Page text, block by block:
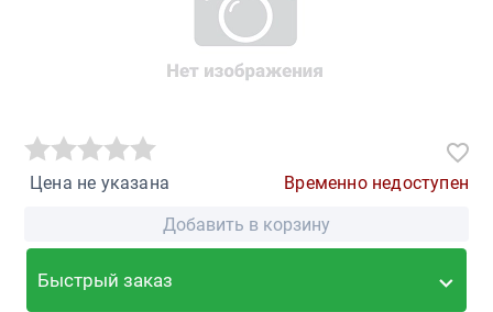
Цена не указана
Временно недоступен
Добавить в корзину
Быстрый заказ